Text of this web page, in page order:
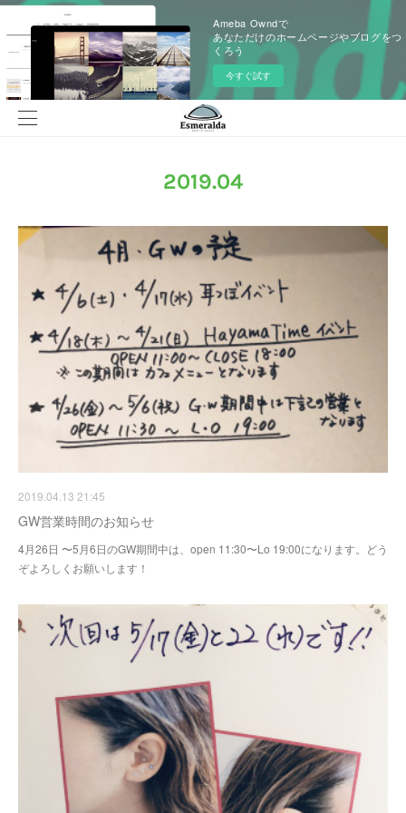
Ameba Owndで
あなただけのホームページやブログをつ
くろう
今すぐ試す
2019.04
2019.04.13 21:45
GW営業時間のお知らせ
4月26日 〜5月6日のGW期間中は、open 11:30〜Lo 19:00になります。どう
ぞよろしくお願いします！